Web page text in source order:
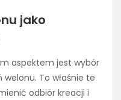
jako
aspektem jest wybór
To właśnie te
odbiór kreacji i